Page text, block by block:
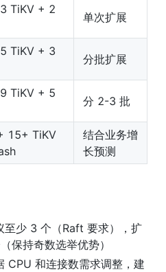
TiKV + 2
单次扩展
TiKV + 3
分批扩展
TiKV + 5
分 2-3 批
15+ TiKV
结合业务增
长预测
至少 3 个（Raft 要求），扩
保持奇数选举优势）
CPU 和连接数需求调整，建